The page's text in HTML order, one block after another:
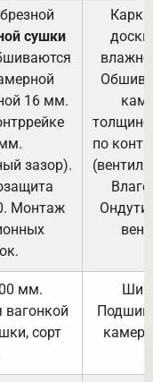
сушки
16 мм.
зазор).
Монтаж
доски
по
мм.
сорт